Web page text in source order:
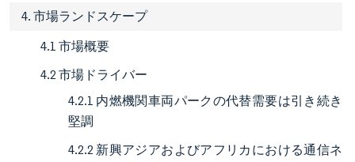
4. 市場ランドスケープ
4.1 市場概要
4.2 市場ドライバー
4.2.1 内燃機関車両パークの代替需要は引き続き
堅調
4.2.2 新興アジアおよびアフリカにおける通信ネ